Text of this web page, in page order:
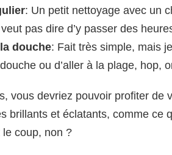
: Un petit nettoyage avec un
pas dire d’y passer des
douche: Fait très simple, mais
ou d’aller à la plage, hop,
vous devriez pouvoir profiter de
brillants et éclatants, comme ce
coup, non ?